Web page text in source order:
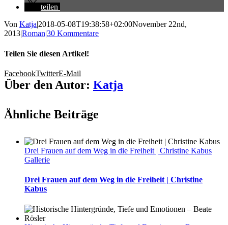
teilen
Von Katja|2018-05-08T19:38:58+02:00November 22nd,
2013|Roman|30 Kommentare
Teilen Sie diesen Artikel!
FacebookTwitterE-Mail
Über den Autor: Katja
Ähnliche Beiträge
Drei Frauen auf dem Weg in die Freiheit | Christine Kabus
Gallerie
Drei Frauen auf dem Weg in die Freiheit | Christine
Kabus